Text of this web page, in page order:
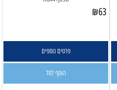
₪63
פרטים נוספים
הוסף לסל